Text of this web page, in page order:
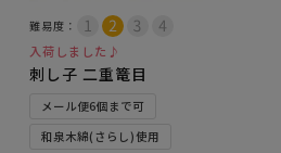
難易度：
入荷しました♪
刺し子 二重篭目
メール便6個まで可
和泉木綿(さらし)使用